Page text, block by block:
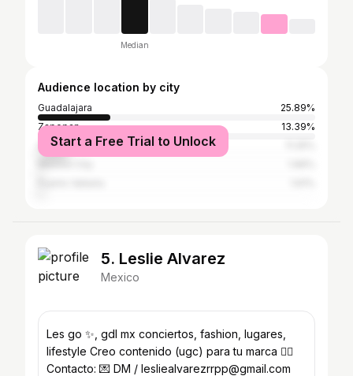
Median
Audience location by city
Guadalajara
25.89%
Zapopan
13.39%
San Pedro Tlaquepaque
Start a Free Trial to Unlock
5. Leslie Alvarez
Mexico
Les go ✨, gdl mx conciertos, fashion, lugares,
lifestyle Creo contenido (ugc) para tu marca 👇🏼
Contacto: 💌 DM / lesliealvarezrrpp@gmail.com